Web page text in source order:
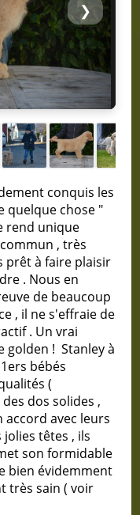
❯
conquis les
quelque chose "
rend unique
, très
prêt à faire plaisir
. Nous en
de beaucoup
, il ne s'effraie de
. Un vrai
golden ! Stanley à
bébés
(
dos solides ,
avec leurs
têtes , ils
son formidable
bien évidemment
très sain ( voir